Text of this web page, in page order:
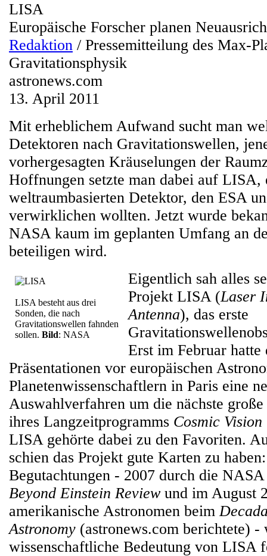
LISA
Europäische Forscher planen
Redaktion / Pressemitteilung des Max-
Gravitationsphysik
astronews.com
13. April 2011
Mit erheblichem Aufwand sucht man
Detektoren nach Gravitationswellen,
vorhergesagten Kräuselungen der
Hoffnungen setzte man dabei auf LISA,
weltraumbasierten Detektor, den ESA
verwirklichen wollten. Jetzt wurde
NASA kaum im geplanten Umfang an
beteiligen wird.
LISA besteht aus drei
Sonden, die nach
Gravitationswellen fahnden
sollen. Bild: NASA
Eigentlich sah alles
Projekt LISA (Laser
Antenna), das erste
Erst im Februar
Präsentationen vor europäischen
Planetenwissenschaftlern in Paris eine
Auswahlverfahren um die nächste
ihres Langzeitprogramms Cosmic Vision
LISA gehörte dabei zu den Favoriten.
schien das Projekt gute Karten zu
Begutachtungen - 2007 durch die
Beyond Einstein Review und im August
amerikanische Astronomen beim
Astronomy (astronews.com berichtete) -
wissenschaftliche Bedeutung von LISA